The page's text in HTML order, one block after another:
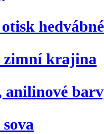
krajina
anilinové